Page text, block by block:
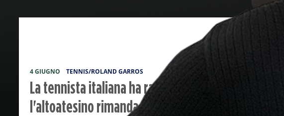
4 GIUGNO TENNIS/ROLAND GARROS
La tennista italiana ha raccolto il testimone delle
l'altoatesino rimanda l'appuntamento con il